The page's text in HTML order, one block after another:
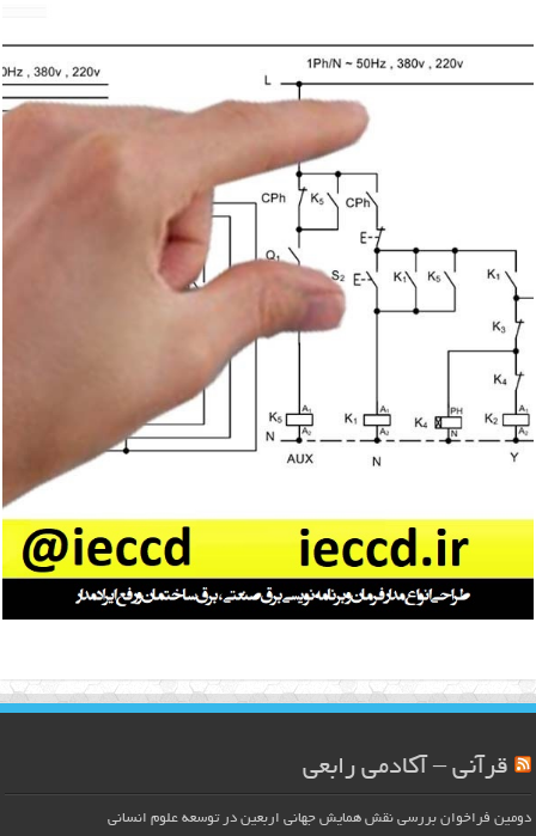
قرآنی – آکادمی رابعی
دومین فراخوان بررسی نقش همایش جهانی اربعین در توسعه علوم انسانی